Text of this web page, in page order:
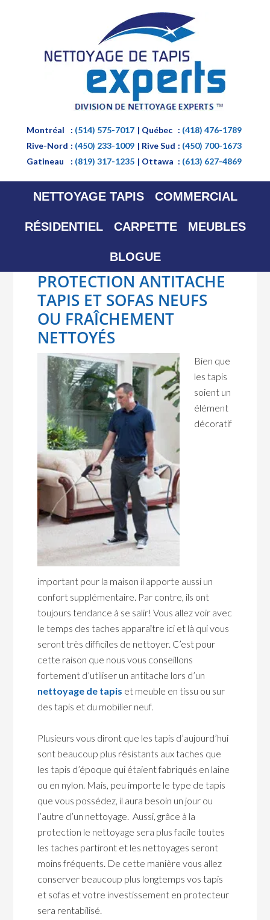
Montréal : (514) 575-7017 | Québec : (418) 476-1789
Rive-Nord : (450) 233-1009 | Rive Sud : (450) 700-1673
Gatineau
: (819) 317-1235 | Ottawa : (613) 627-4869
NETTOYAGE TAPIS COMMERCIAL
RÉSIDENTIEL CARPETTE MEUBLES
BLOGUE
PROTECTION ANTITACHE
TAPIS ET SOFAS NEUFS
OU FRAÎCHEMENT
NETTOYÉS
Bien que
les tapis
soient un
élément
décoratif
important pour la maison il apporte aussi un
confort supplémentaire. Par contre, ils ont
toujours tendance à se salir! Vous allez voir avec
le temps des taches apparaître ici et là qui vous
seront très difficiles de nettoyer. C’est pour
cette raison que nous vous conseillons
fortement d’utiliser un antitache lors d’un
nettoyage de tapis et meuble en tissu ou sur
des tapis et du mobilier neuf.
Plusieurs vous diront que les tapis d’aujourd’hui
sont beaucoup plus résistants aux taches que
les tapis d’époque qui étaient fabriqués en laine
ou en nylon. Mais, peu importe le type de tapis
que vous possédez, il aura besoin un jour ou
l’autre d’un nettoyage. Aussi, grâce à la
protection le nettoyage sera plus facile toutes
les taches partiront et les nettoyages seront
moins fréquents. De cette manière vous allez
conserver beaucoup plus longtemps vos tapis
et sofas et votre investissement en protecteur
sera rentabilisé.